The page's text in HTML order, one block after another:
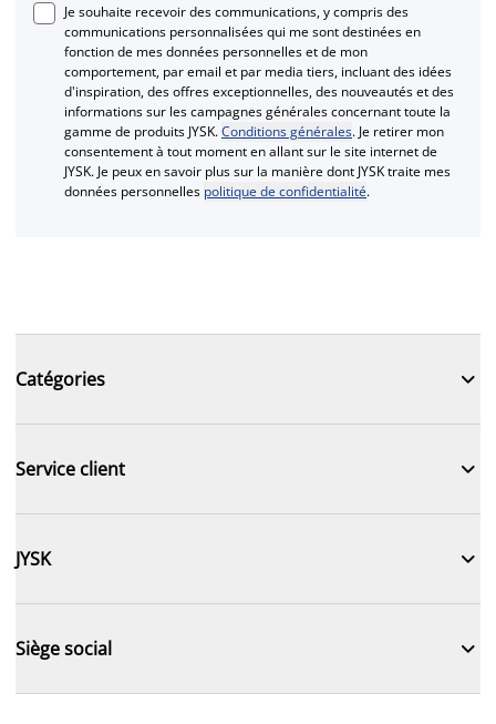
Je souhaite recevoir des communications, y compris des
communications personnalisées qui me sont destinées en
fonction de mes données personnelles et de mon
comportement, par email et par media tiers, incluant des idées
d'inspiration, des offres exceptionnelles, des nouveautés et des
informations sur les campagnes générales concernant toute la
gamme de produits JYSK.Conditions générales. Je retirer mon
consentement à tout moment en allant sur le site internet de
JYSK. Je peux en savoir plus sur la manière dont JYSK traite mes
données personnelles politique de confidentialité.
Catégories 
Service client 
JYSK 
Siège social 